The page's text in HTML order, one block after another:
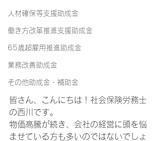
人材確保等支援助成金
働き方改革推進支援助成金
65歳超雇用推進助成金
業務改善助成金
その他助成金・補助金
皆さん、こんにちは！社会保険労務士
の西川です。
物価高騰が続き、会社の経営に頭を悩
ませている方も多いのではないでしょ